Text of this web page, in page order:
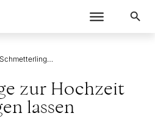
Schmetterlinge zur Hochzeit kaufen & fliegen lassen
zur Hochzeit
lassen